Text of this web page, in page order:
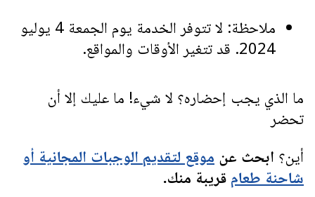
ملاحظة: لا تتوفر الخدمة
يوم الجمعة 4 يوليو
2024. قد تتغير الأوقات والمواقع.
ما الذي يجب إحضاره؟ لا شيء! ما عليك إلا أن
تحضر
أين؟ ابحث عن موقع لتقديم الوجبات المجانية أو
شاحنة طعام قريبة منك.